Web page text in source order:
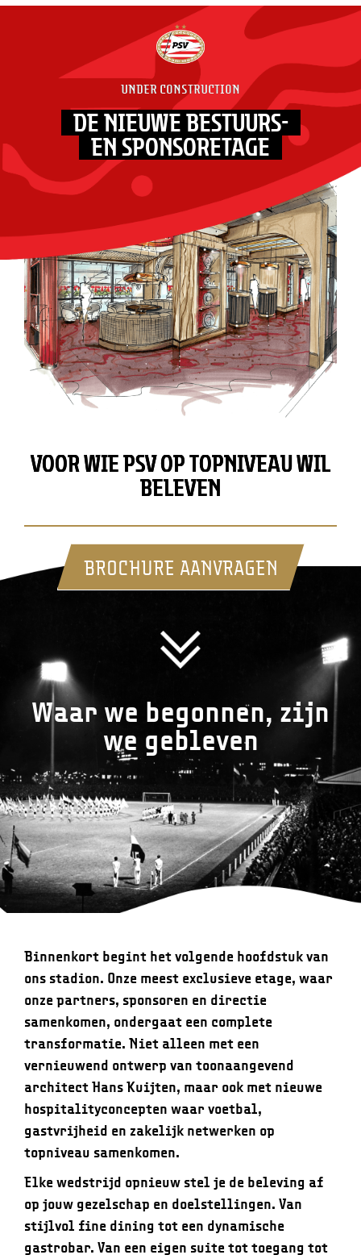
UNDER CONSTRUCTION
DE NIEUWE BESTUURS-
EN SPONSORETAGE
VOOR WIE PSV OP TOPNIVEAU WIL
BELEVEN
BROCHURE AANVRAGEN
Waar we begonnen, zijn
we gebleven
Binnenkort begint het volgende hoofdstuk van
ons stadion. Onze meest exclusieve etage, waar
onze partners, sponsoren en directie
samenkomen, ondergaat een complete
transformatie. Niet alleen met een
vernieuwend ontwerp van toonaangevend
architect Hans Kuijten, maar ook met nieuwe
hospitalityconcepten waar voetbal,
gastvrijheid en zakelijk netwerken op
topniveau samenkomen.
Elke wedstrijd opnieuw stel je de beleving af
op jouw gezelschap en doelstellingen. Van
stijlvol fine dining tot een dynamische
gastrobar. Van een eigen suite tot toegang tot